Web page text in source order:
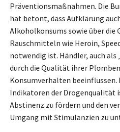
Präventionsmaßnahmen. Die
hat betont, dass Aufklärung
Alkoholkonsums sowie über die
Rauschmitteln wie Heroin,
notwendig ist. Händler, auch als
durch die Qualität ihrer
Konsumverhalten beeinflussen.
Indikatoren der Drogenqualität
Abstinenz zu fördern und den
Umgang mit Stimulanzien zu